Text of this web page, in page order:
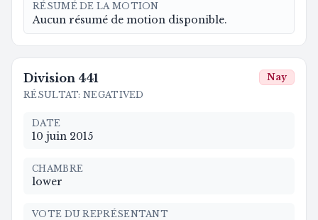
RÉSUMÉ DE LA MOTION
Aucun résumé de motion disponible.
Division 441
RÉSULTAT: NEGATIVED
Nay
DATE
10 juin 2015
CHAMBRE
lower
VOTE DU REPRÉSENTANT